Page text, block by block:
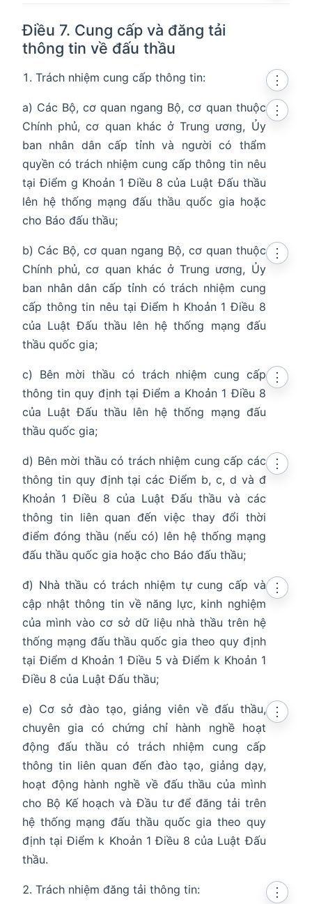
Điều 7. Cung cấp và đăng tải
thông tin về đấu thầu
Trách nhiệm cung cấp thông tin:
⋮
a) Các Bộ, cơ quan ngang Bộ, cơ quan thuộc
Chính phủ, cơ quan khác ở Trung ương, Ủy
ban nhân dân cấp tỉnh và người có thẩm
quyền có trách nhiệm cung cấp thông tin nêu
tại Điểm g Khoản 1 Điều 8 của Luật Đấu thầu
lên hệ thống mạng đấu thầu quốc gia hoặc
cho Báo đấu thầu;
⋮
b) Các Bộ, cơ quan ngang Bộ, cơ quan thuộc
Chính phủ, cơ quan khác ở Trung ương, Ủy
ban nhân dân cấp tỉnh có trách nhiệm cung
cấp thông tin nêu tại Điểm h Khoản 1 Điều 8
của Luật Đấu thầu lên hệ thống mạng đấu
thầu quốc gia;
⋮
c) Bên mời thầu có trách nhiệm cung cấp
thông tin quy định tại Điểm a Khoản 1 Điều 8
của Luật Đấu thầu lên hệ thống mạng đấu
thầu quốc gia;
⋮
d) Bên mời thầu có trách nhiệm cung cấp các
thông tin quy định tại các Điểm b, c, d và đ
Khoản 1 Điều 8 của Luật Đấu thầu và các
thông tin liên quan đến việc thay đổi thời
điểm đóng thầu (nếu có) lên hệ thống mạng
đấu thầu quốc gia hoặc cho Báo đấu thầu;
⋮
đ) Nhà thầu có trách nhiệm tự cung cấp và
cập nhật thông tin về năng lực, kinh nghiệm
của mình vào cơ sở dữ liệu nhà thầu trên hệ
thống mạng đấu thầu quốc gia theo quy định
tại Điểm d Khoản 1 Điều 5 và Điểm k Khoản 1
Điều 8 của Luật Đấu thầu;
⋮
e) Cơ sở đào tạo, giảng viên về đấu thầu,
chuyên gia có chứng chỉ hành nghề hoạt
động đấu thầu có trách nhiệm cung cấp
thông tin liên quan đến đào tạo, giảng dạy,
hoạt động hành nghề về đấu thầu của mình
cho Bộ Kế hoạch và Đầu tư để đăng tải trên
hệ thống mạng đấu thầu quốc gia theo quy
định tại Điểm k Khoản 1 Điều 8 của Luật Đấu
thầu.
⋮
Trách nhiệm đăng tải thông tin:
⋮